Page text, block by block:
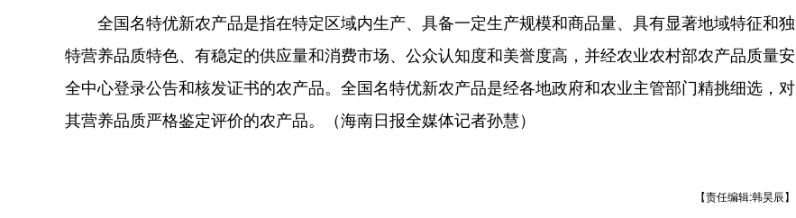
全国名特优新农产品是指在特定区域内生产、具备一定生产规模和商品量、具有显著地域特征和独
特营养品质特色、有稳定的供应量和消费市场、公众认知度和美誉度高，并经农业农村部农产品质量安
全中心登录公告和核发证书的农产品。全国名特优新农产品是经各地政府和农业主管部门精挑细选，对
其营养品质严格鉴定评价的农产品。（海南日报全媒体记者孙慧）
【责任编辑:韩昊辰】